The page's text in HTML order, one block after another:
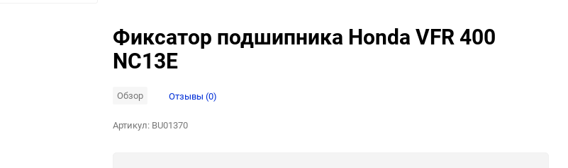
Фиксатор подшипника Honda VFR 400
NC13E
Обзор Отзывы (0)
Артикул: BU01370